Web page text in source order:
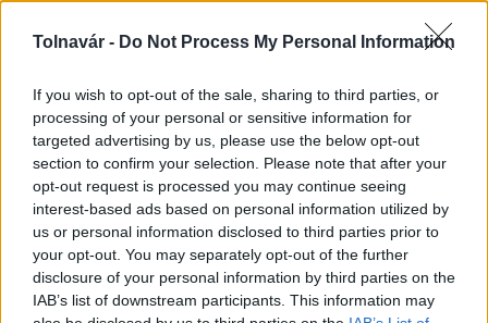
Tolnavár - Do Not Process My Personal Information
If you wish to opt-out of the sale, sharing to third parties, or
processing of your personal or sensitive information for
targeted advertising by us, please use the below opt-out
section to confirm your selection. Please note that after your
opt-out request is processed you may continue seeing
interest-based ads based on personal information utilized by
us or personal information disclosed to third parties prior to
your opt-out. You may separately opt-out of the further
disclosure of your personal information by third parties on the
IAB’s list of downstream participants. This information may
Itt az ÉVOSZ megoldása a hőhullámok és az
energiakrízis kezelésére